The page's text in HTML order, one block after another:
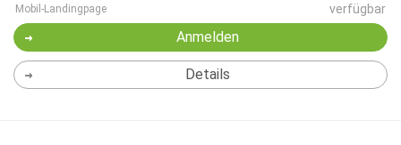
Mobil-Landingpage verfügbar
Anmelden
Details